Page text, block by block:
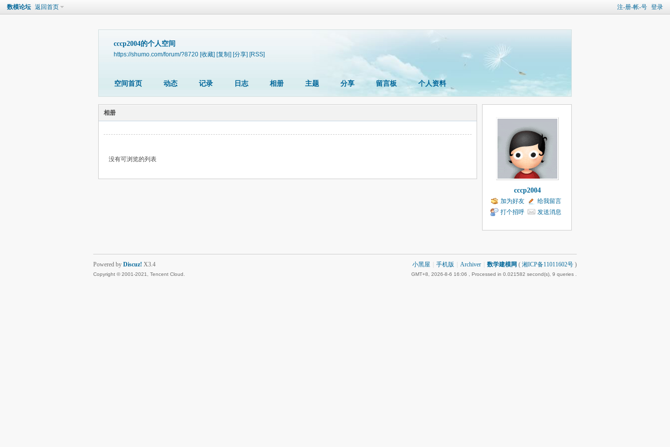
注-册-帐-号 登录
数模论坛 返回首页
cccp2004的个人空间
https://shumo.com/forum/?8720 [收藏] [复制] [分享] [RSS]
空间首页 动态 记录 日志 相册 主题 分享 留言板 个人资料
相册
没有可浏览的列表
cccp2004
加为好友
给我留言
打个招呼
发送消息
小黑屋 手机版 Archiver 数学建模网 ( 湘ICP备11011602号 )
GMT+8, 2026-8-6 16:06 , Processed in 0.021582 second(s), 9 queries .
Powered by Discuz! X3.4
Copyright © 2001-2021, Tencent Cloud.